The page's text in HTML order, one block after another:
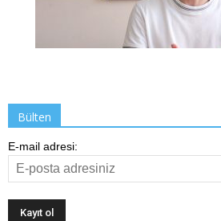
Bülten
E-mail adresi: